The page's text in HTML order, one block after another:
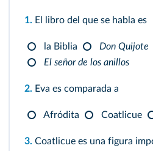
1. El libro del que se habla es
la Biblia
Don Quijote
El señor de los anillos
2. Eva es comparada a
Afródita Coatlicue
3. Coatlicue es una figura